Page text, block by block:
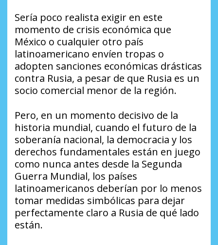
Sería poco realista exigir en este
momento de crisis económica que
México o cualquier otro país
latinoamericano envíen tropas o
adopten sanciones económicas drásticas
contra Rusia, a pesar de que Rusia es un
socio comercial menor de la región.
Pero, en un momento decisivo de la
historia mundial, cuando el futuro de la
soberanía nacional, la democracia y los
derechos fundamentales están en juego
como nunca antes desde la Segunda
Guerra Mundial, los países
latinoamericanos deberían por lo menos
tomar medidas simbólicas para dejar
perfectamente claro a Rusia de qué lado
están.